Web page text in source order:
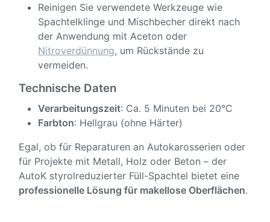
Reinigen Sie verwendete Werkzeuge wie
Spachtelklinge und Mischbecher direkt nach
der Anwendung mit Aceton oder
Nitroverdünnung, um Rückstände zu
vermeiden.
Technische Daten
Verarbeitungszeit: Ca. 5 Minuten bei 20°C
Farbton: Hellgrau (ohne Härter)
Egal, ob für Reparaturen an Autokarosserien oder
für Projekte mit Metall, Holz oder Beton – der
AutoK styrolreduzierter Füll-Spachtel bietet eine
professionelle Lösung für makellose Oberflächen.